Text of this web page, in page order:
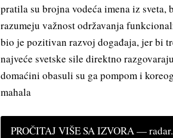
pratila su brojna vodeća imena iz
razumeju važnost održavanja
bio je pozitivan razvoj događaja, jer bi
najveće svetske sile direktno
domaćini obasuli su ga pompom i
mahala
PROČITAJ VIŠE SA IZVORA —